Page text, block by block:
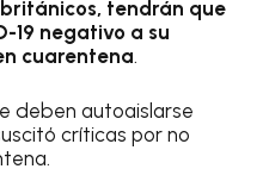
británicos, tendrán que
19 negativo a su
cuarentena.
deben autoaislarse
críticas por no